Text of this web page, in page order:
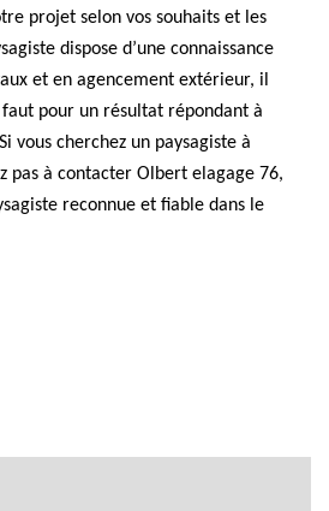
projet selon vos souhaits et les
dispose d’une connaissance
et en agencement extérieur, il
faut pour un résultat répondant à
vous cherchez un paysagiste à
pas à contacter Olbert elagage 76,
reconnue et fiable dans le